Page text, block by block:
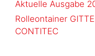
Aktuelle Ausgabe
Rolleontainer
CONTITEC